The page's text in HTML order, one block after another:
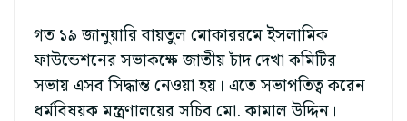
গত ১৯ জানুয়ারি বায়তুল মোকাররমে ইসলামিক
ফাউন্ডেশনের সভাকক্ষে জাতীয় চাঁদ দেখা কমিটির
সভায় এসব সিদ্ধান্ত নেওয়া হয়। এতে সভাপতিত্ব করেন
ধর্মবিষয়ক মন্ত্রণালয়ের সচিব মো. কামাল উদ্দিন।